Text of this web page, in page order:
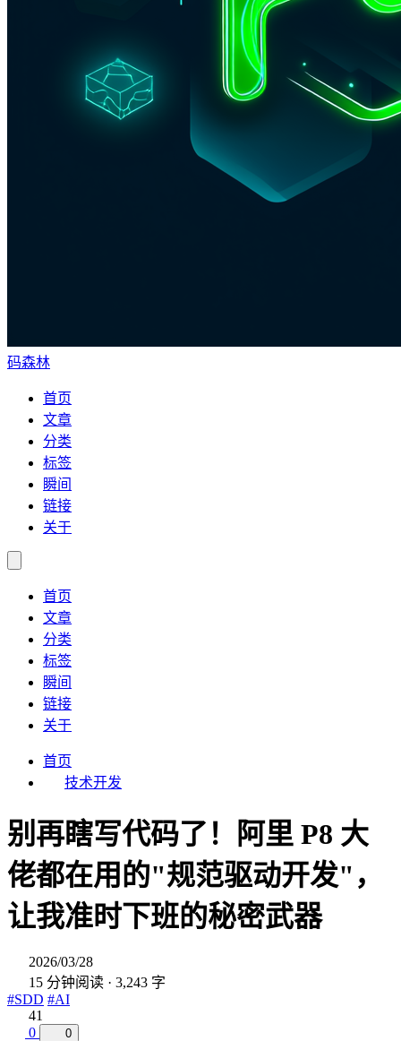
码森林
首页
文章
分类
标签
瞬间
链接
关于
首页
文章
分类
标签
瞬间
链接
关于
首页
技术开发
别再瞎写代码了！阿里 P8 大
佬都在用的"规范驱动开发"，
让我准时下班的秘密武器
2026/03/28
15 分钟阅读 · 3,243 字
#SDD #AI
41
0
0